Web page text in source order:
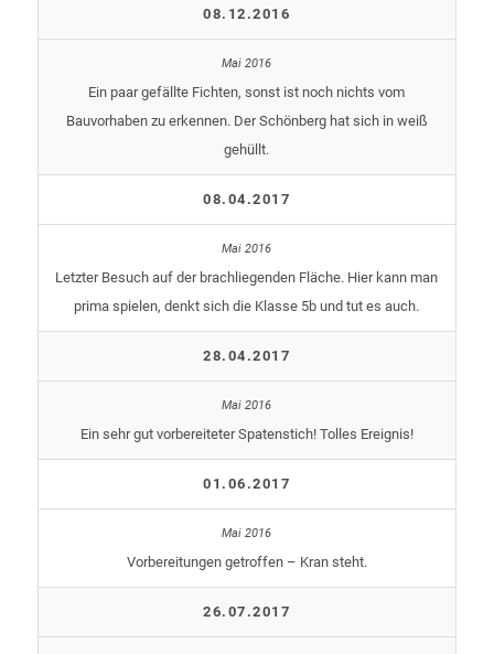
08.12.2016
Ein paar gefällte Fichten, sonst ist noch nichts vom
Bauvorhaben zu erkennen. Der Schönberg hat sich in weiß
gehüllt.
08.04.2017
Letzter Besuch auf der brachliegenden Fläche. Hier kann man
prima spielen, denkt sich die Klasse 5b und tut es auch.
28.04.2017
Ein sehr gut vorbereiteter Spatenstich! Tolles Ereignis!
01.06.2017
Vorbereitungen getroffen – Kran steht.
26.07.2017